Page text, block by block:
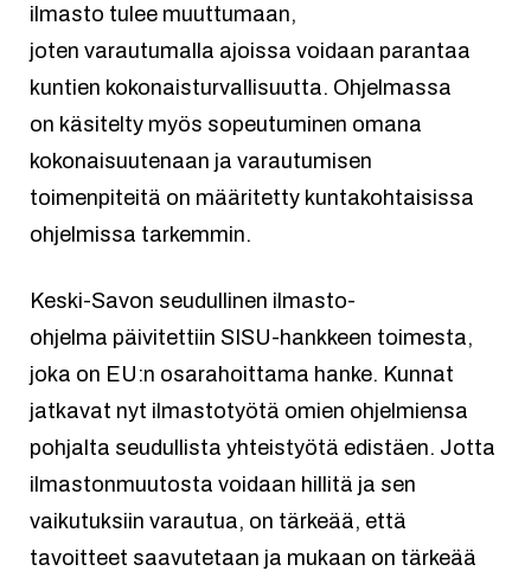
ilmasto tulee muuttumaan,
joten varautumalla ajoissa voidaan parantaa
kuntien kokonaisturvallisuutta. Ohjelmassa
on käsitelty myös sopeutuminen omana
kokonaisuutenaan ja varautumisen
toimenpiteitä on määritetty kuntakohtaisissa
ohjelmissa tarkemmin.
Keski-Savon seudullinen ilmasto-
ohjelma päivitettiin SISU-hankkeen toimesta,
joka on EU:n osarahoittama hanke. Kunnat
jatkavat nyt ilmastotyötä omien ohjelmiensa
pohjalta seudullista yhteistyötä edistäen. Jotta
ilmastonmuutosta voidaan hillitä ja sen
vaikutuksiin varautua, on tärkeää, että
tavoitteet saavutetaan ja mukaan on tärkeää